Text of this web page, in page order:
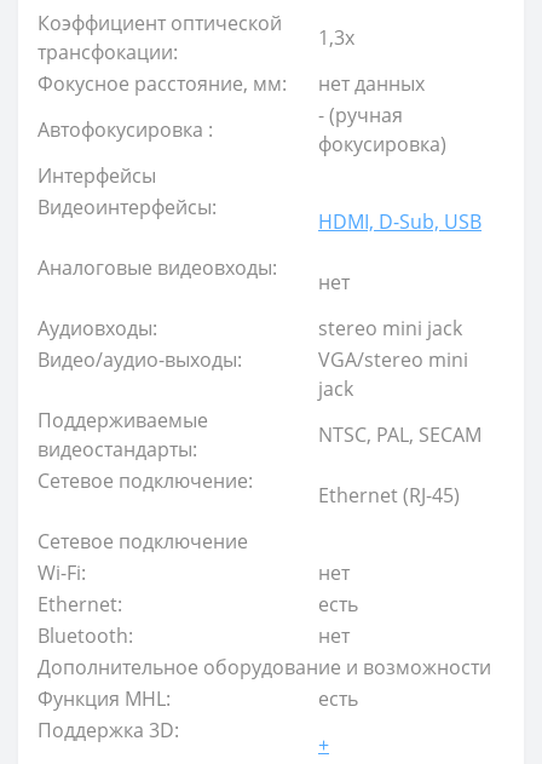
Коэффициент оптической
трансфокации:
1,3х
Фокусное расстояние, мм:
нет данных
Автофокусировка :
- (ручная
фокусировка)
Интерфейсы
Видеоинтерфейсы:
HDMI, D-Sub, USB
Аналоговые видеовходы:
нет
Аудиовходы:
stereo mini jack
Видео/аудио-выходы:
VGA/stereo mini
jack
Поддерживаемые
видеостандарты:
NTSC, PAL, SECAM
Сетевое подключение:
Ethernet (RJ-45)
Сетевое подключение
Wi-Fi:
нет
Ethernet:
есть
Bluetooth:
нет
Дополнительное оборудование и возможности
Функция MHL:
есть
Поддержка 3D:
+